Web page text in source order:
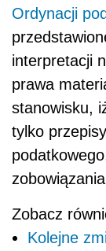
Ordynacji
interpretacji
prawa
stanowisku,
tylko
Zobacz
Kolejne